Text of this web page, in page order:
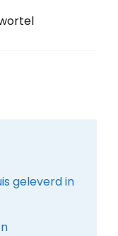
geleverd in